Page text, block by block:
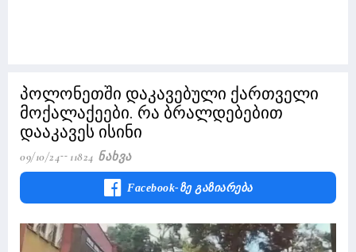
პოლონეთში დაკავებული ქართველი
მოქალაქეები. რა ბრალდებებით
დააკავეს ისინი
09/10/24 11824 Ნახვა
Facebook-Ზე Გაზიარება